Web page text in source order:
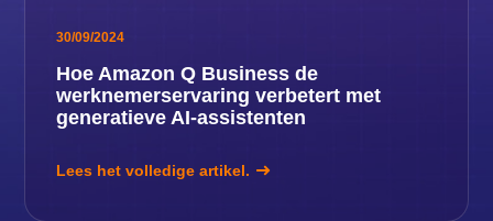
30/09/2024
Hoe Amazon Q Business de
werknemerservaring verbetert met
generatieve AI-assistenten
Lees het volledige artikel.